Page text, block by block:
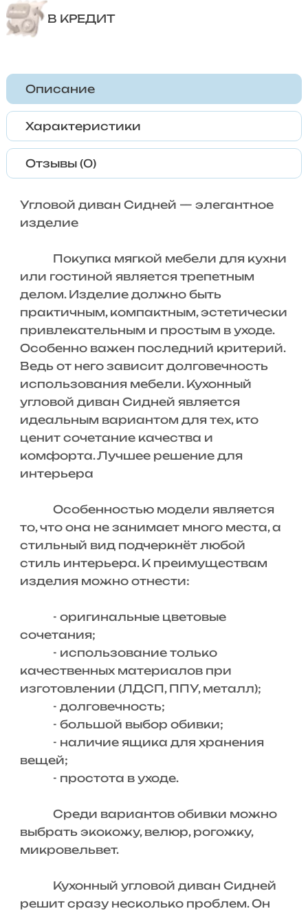
В КРЕДИТ
Описание
Характеристики
Отзывы (0)
Угловой диван Сидней — элегантное
изделие
Покупка мягкой мебели для кухни
или гостиной является трепетным
делом. Изделие должно быть
практичным, компактным, эстетически
привлекательным и простым в уходе.
Особенно важен последний критерий.
Ведь от него зависит долговечность
использования мебели. Кухонный
угловой диван Сидней является
идеальным вариантом для тех, кто
ценит сочетание качества и
комфорта. Лучшее решение для
интерьера
Особенностью модели является
то, что она не занимает много места, а
стильный вид подчеркнёт любой
стиль интерьера. К преимуществам
изделия можно отнести:
- оригинальные цветовые
сочетания;
- использование только
качественных материалов при
изготовлении (ЛДСП, ППУ, металл);
- долговечность;
- большой выбор обивки;
- наличие ящика для хранения
вещей;
- простота в уходе.
Среди вариантов обивки можно
выбрать экокожу, велюр, рогожку,
микровельвет.
Кухонный угловой диван Сидней
решит сразу несколько проблем. Он